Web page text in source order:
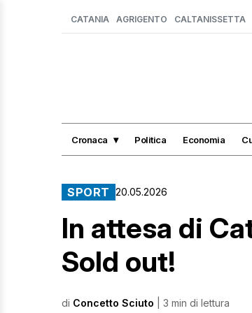
CATANIA AGRIGENTO CALTANISSETTA
Cronaca Politica Economia
SPORT 20.05.2026
In attesa di
Sold out!
di Concetto Sciuto | 3 min di lettura